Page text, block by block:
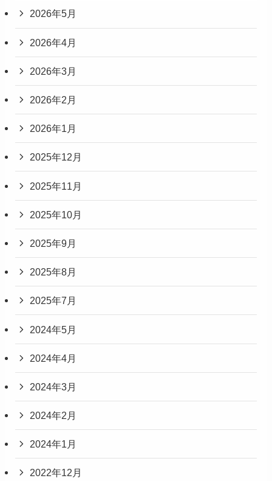
2026年5月
2026年4月
2026年3月
2026年2月
2026年1月
2025年12月
2025年11月
2025年10月
2025年9月
2025年8月
2025年7月
2024年5月
2024年4月
2024年3月
2024年2月
2024年1月
2022年12月